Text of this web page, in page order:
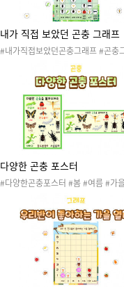
내가 직접 보았던 곤충 그래프
#내가직접보았던곤충그래프 #곤충
곤충프로젝트 #봄 #여름 #가을 #봄
름곤충 #가을곤충 #자연탐구 #자연
학 #곤충채집 #곤충놀이 #곤충활동
표 #그래프 #표도안 #그래프도안 #
학습 #봄생태
다양한 곤충 포스터
#다양한곤충포스터 #봄 #여름 #가
충 #여름곤충 #가을곤충 #자연탐구
찰 #과학 #곤충채집 #곤충놀이 #곤
자연 #곤충교수자료 #곤충포스터 #
젝트 #애벌레 #무당벌레 #잠자리 #
딧불이 #벌 #나방 #개미 #매미 #누
귀 #장수풍뎅이 #사슴벌레 #봄학습